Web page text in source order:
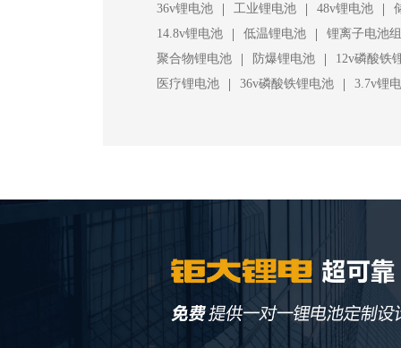
36v锂电池 | 工业锂电池 | 48v锂电池 |
14.8v锂电池
| 低温锂电池 |
锂离子电池组
聚合物锂电池
| 防爆锂电池 |
12v磷酸铁
医疗锂电池
| 36v磷酸铁锂电池 | 3.7v锂